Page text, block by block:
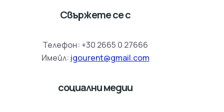
Свържете се с
Телефон: +30 2665 0 27666
Имейл: igourent@gmail.com
социални медии